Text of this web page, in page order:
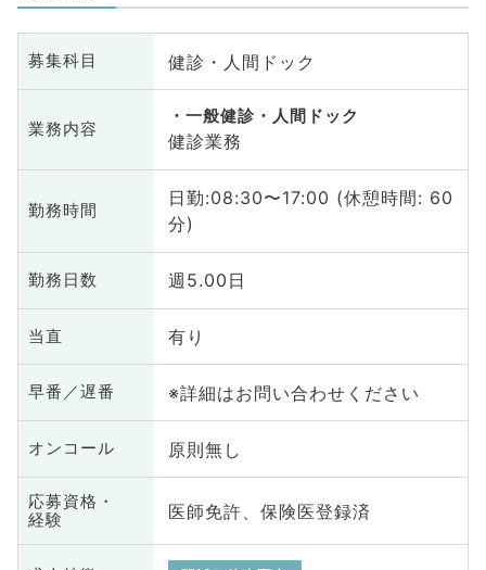
募集科目 健診・人間ドック
業務内容
一般健診・人間ドック
健診業務
勤務時間
日勤:08:30〜17:00 (休憩時間: 60
分)
勤務日数 週5.00日
当直 有り
早番／遅番 ※詳細はお問い合わせください
オンコール 原則無し
応募資格・
経験
医師免許、保険医登録済